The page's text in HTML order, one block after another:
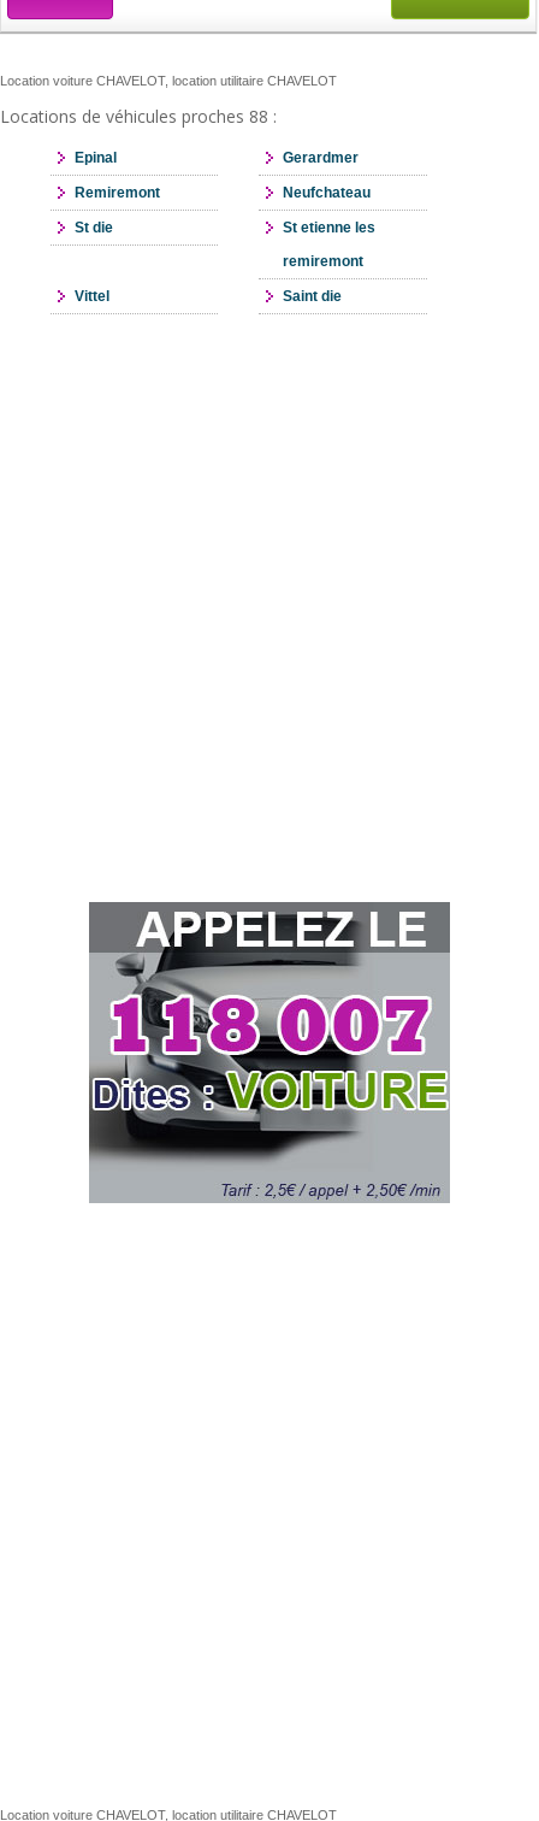
Location voiture CHAVELOT, location utilitaire CHAVELOT
Locations de véhicules proches 88 :
Epinal Gerardmer
Remiremont Neufchateau
St die
St etienne les
remiremont
Vittel Saint die
Location voiture CHAVELOT, location utilitaire CHAVELOT